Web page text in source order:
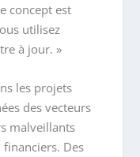
concept est
utilisez
à jour. »
les projets
des vecteurs
malveillants
Des